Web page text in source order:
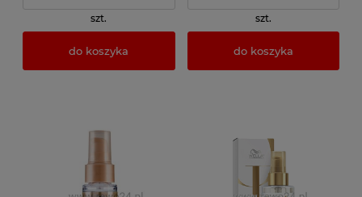
szt.
do koszyka
szt.
do koszyka